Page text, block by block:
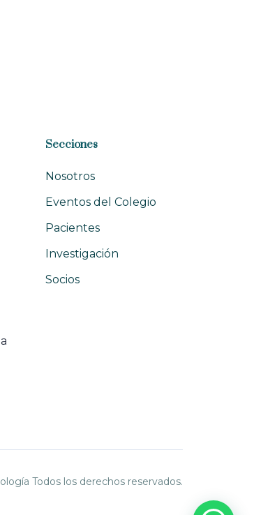
Secciones
Nosotros
Eventos del Colegio
Pacientes
Investigación
Socios
Todos los derechos reservados.